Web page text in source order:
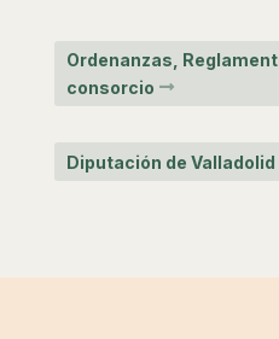
Ordenanzas,
consorcio
Diputación de Valladolid